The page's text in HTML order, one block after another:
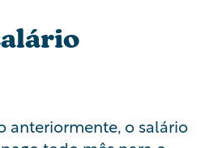
anteriormente, o salário